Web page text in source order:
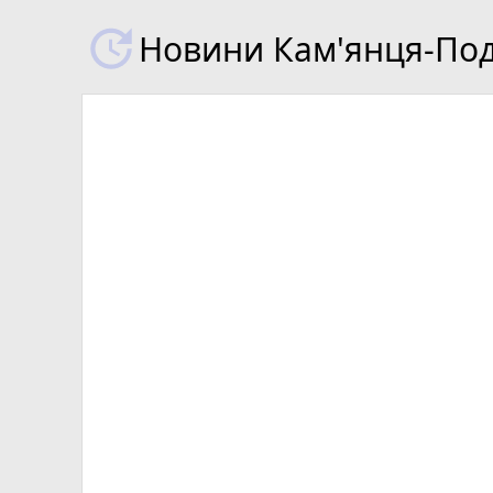
Новини Кам'янця-